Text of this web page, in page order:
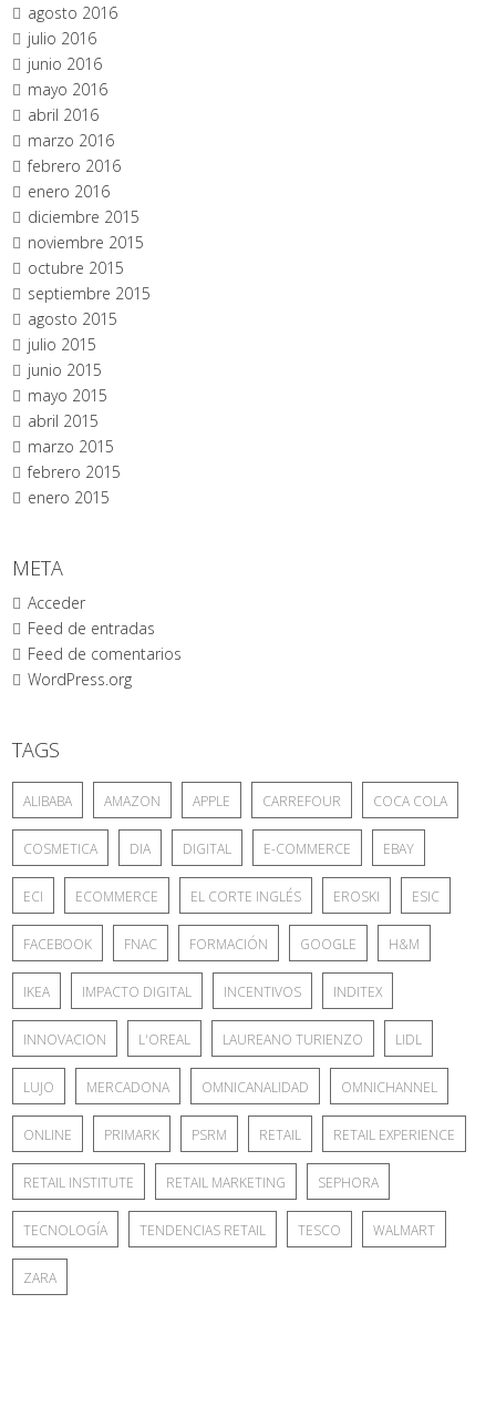
agosto 2016
julio 2016
junio 2016
mayo 2016
abril 2016
marzo 2016
febrero 2016
enero 2016
diciembre 2015
noviembre 2015
octubre 2015
septiembre 2015
agosto 2015
julio 2015
junio 2015
mayo 2015
abril 2015
marzo 2015
febrero 2015
enero 2015
META
Acceder
Feed de entradas
Feed de comentarios
WordPress.org
TAGS
ALIBABA AMAZON APPLE CARREFOUR COCA COLA
COSMETICA DIA DIGITAL E-COMMERCE EBAY
ECI ECOMMERCE EL CORTE INGLÉS EROSKI ESIC
FACEBOOK FNAC FORMACIÓN GOOGLE H&M
IKEA IMPACTO DIGITAL INCENTIVOS INDITEX
INNOVACION L'OREAL LAUREANO TURIENZO LIDL
LUJO MERCADONA OMNICANALIDAD OMNICHANNEL
ONLINE PRIMARK PSRM RETAIL RETAIL EXPERIENCE
RETAIL INSTITUTE RETAIL MARKETING SEPHORA
TECNOLOGÍA TENDENCIAS RETAIL TESCO WALMART
ZARA